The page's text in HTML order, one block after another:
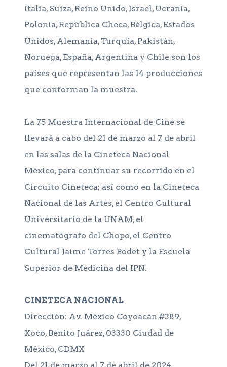
Italia, Suiza, Reino Unido, Israel, Ucrania,
Polonia, República Checa, Bélgica, Estados
Unidos, Alemania, Turquía, Pakistán,
Noruega, España, Argentina y Chile son los
países que representan las 14 producciones
que conforman la muestra.
La 75 Muestra Internacional de Cine se
llevará a cabo del 21 de marzo al 7 de abril
en las salas de la Cineteca Nacional
México, para continuar su recorrido en el
Circuito Cineteca; así como en la Cineteca
Nacional de las Artes, el Centro Cultural
Universitario de la UNAM, el
cinematógrafo del Chopo, el Centro
Cultural Jaime Torres Bodet y la Escuela
Superior de Medicina del IPN.
CINETECA NACIONAL
Dirección: Av. México Coyoacán #389,
Xoco, Benito Juárez, 03330 Ciudad de
México, CDMX